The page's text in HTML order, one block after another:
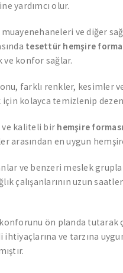
yardımcı olur.
ve diğer
tesettür hemşire
ve konfor sağlar.
farklı renkler, kesimler
kolayca temizlenip
ve kaliteli bir hemşire forması
arasından en uygun
ve benzeri meslek
çalışanlarının uzun
konforunu ön planda tutarak
ve tarzına